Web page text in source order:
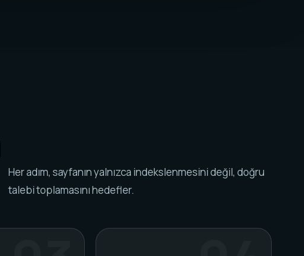
Her adım, sayfanın yalnızca indekslenmesini değil, doğru
talebi toplamasını hedefler.